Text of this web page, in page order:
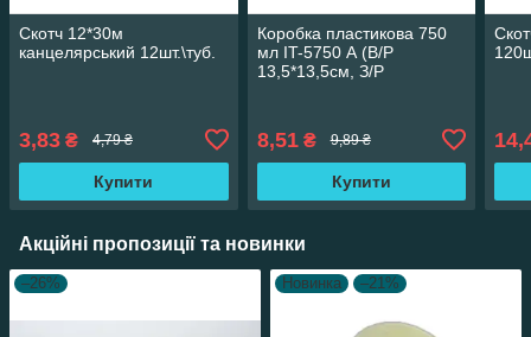
Скотч 12*30м
канцелярський 12шт.\туб.
3,83 ₴ 4,79 ₴
Купити
Коробка пластикова 750
мл IT-5750 А (В/Р
13,5*13,5см, З/Р
8,51₴ 9,89 ₴
Купити
Акційні пропозиції та новинки
–26% Новинка –21%